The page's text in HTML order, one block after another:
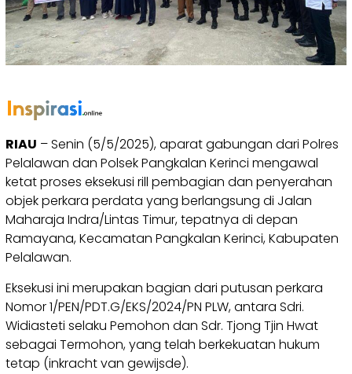
RIAU – Senin (5/5/2025), aparat gabungan dari Polres
Pelalawan dan Polsek Pangkalan Kerinci mengawal
ketat proses eksekusi rill pembagian dan penyerahan
objek perkara perdata yang berlangsung di Jalan
Maharaja Indra/Lintas Timur, tepatnya di depan
Ramayana, Kecamatan Pangkalan Kerinci, Kabupaten
Pelalawan.
Eksekusi ini merupakan bagian dari putusan perkara
Nomor 1/PEN/PDT.G/EKS/2024/PN PLW, antara Sdri.
Widiasteti selaku Pemohon dan Sdr. Tjong Tjin Hwat
sebagai Termohon, yang telah berkekuatan hukum
tetap (inkracht van gewijsde).